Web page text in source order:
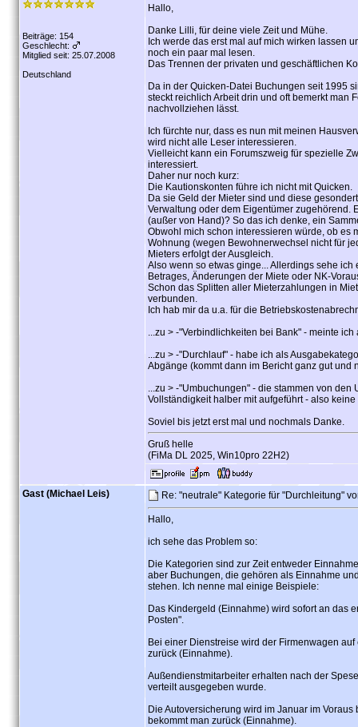
Beiträge: 154
Geschlecht:
Mitglied seit: 25.07.2008
Deutschland
Hallo,
Danke Lilli, für deine viele Zeit und Mühe.
Ich werde das erst mal auf mich wirken lassen
noch ein paar mal lesen.
Das Trennen der privaten und geschäftlichen
Da in der Quicken-Datei Buchungen seit 1995
steckt reichlich Arbeit drin und oft bemerkt man
nachvollziehen lässt.
Ich fürchte nur, dass es nun mit meinen
wird nicht alle Leser interessieren.
Vielleicht kann ein Forumszweig für spezielle
interessiert.
Daher nur noch kurz:
Die Kautionskonten führe ich nicht mit Quicken.
Da sie Geld der Mieter sind und diese
Verwaltung oder dem Eigentümer zugehörend.
(außer von Hand)? So das ich denke, ein
Obwohl mich schon interessieren würde, ob es
Wohnung (wegen Bewohnerwechsel nicht für
Mieters erfolgt der Ausgleich.
Also wenn so etwas ginge... Allerdings sehe
Betrages, Änderungen der Miete oder NK-
Schon das Splitten aller Mieterzahlungen in
verbunden.
Ich hab mir da u.a. für die
...zu > -"Verbindlichkeiten bei Bank" - meinte
...zu > -"Durchlauf" - habe ich als
Abgänge (kommt dann im Bericht ganz gut und
...zu > -"Umbuchungen" - die stammen von
Vollständigkeit halber mit aufgeführt - also
Soviel bis jetzt erst mal und nochmals Danke.
Gruß helle
(FiMa DL 2025, Win10pro 22H2)
Gast (Michael Leis) Re: "neutrale" Kategorie für "Durchleitung"
Hallo,
ich sehe das Problem so:
Die Kategorien sind zur Zeit entweder
aber Buchungen, die gehören als Einnahme
stehen. Ich nenne mal einige Beispiele:
Das Kindergeld (Einnahme) wird sofort an das
Posten".
Bei einer Dienstreise wird der Firmenwagen
zurück (Einnahme).
Außendienstmitarbeiter erhalten nach der
verteilt ausgegeben wurde.
Die Autoversicherung wird im Januar im
bekommt man zurück (Einnahme).